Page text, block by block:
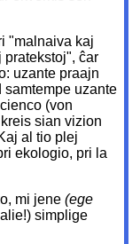
"malnaiva kaj
ĉar
uzante praajn
samtempe uzante
(von
sian vizion
al tio plej
ekologio, pri la
mi jene(ege
alie!) simplige